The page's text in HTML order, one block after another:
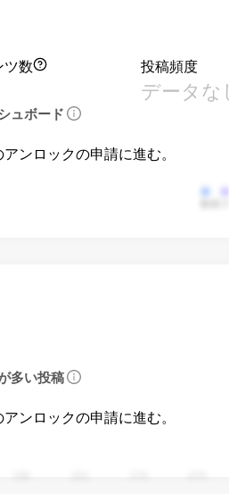
ツ数 投稿頻度
データな
ュボード
ンロックの申請に進む。
多い投稿
ンロックの申請に進む。